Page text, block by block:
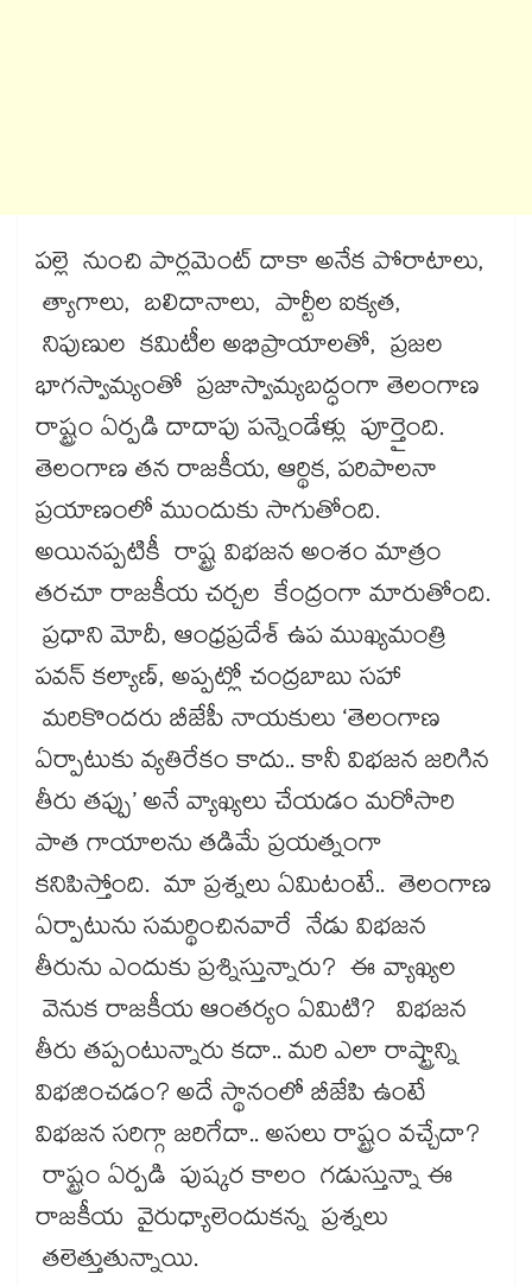
పల్లె నుంచి పార్లమెంట్ దాకా అనేక పోరాటాలు,
త్యాగాలు, బలిదానాలు, పార్టీల ఐక్యత,
నిపుణుల కమిటీల అభిప్రాయాలతో, ప్రజల
భాగస్వామ్యంతో ప్రజాస్వామ్యబద్ధంగా తెలంగాణ
రాష్ట్రం ఏర్పడి దాదాపు పన్నెండేళ్లు పూర్తైంది.
తెలంగాణ తన రాజకీయ, ఆర్థిక, పరిపాలనా
ప్రయాణంలో ముందుకు సాగుతోంది.
అయినప్పటికీ రాష్ట్ర విభజన అంశం మాత్రం
తరచూ రాజకీయ చర్చల కేంద్రంగా మారుతోంది.
ప్రధాని మోదీ, ఆంధ్రప్రదేశ్ ఉప ముఖ్యమంత్రి
పవన్ కల్యాణ్, అప్పట్లో చంద్రబాబు సహా
మరికొందరు బీజేపీ నాయకులు ‘తెలంగాణ
ఏర్పాటుకు వ్యతిరేకం కాదు.. కానీ విభజన జరిగిన
తీరు తప్పు’ అనే వ్యాఖ్యలు చేయడం మరోసారి
పాత గాయాలను తడిమే ప్రయత్నంగా
కనిపిస్తోంది. మా ప్రశ్నలు ఏమిటంటే.. తెలంగాణ
ఏర్పాటును సమర్థించినవారే నేడు విభజన
తీరును ఎందుకు ప్రశ్నిస్తున్నారు? ఈ వ్యాఖ్యల
వెనుక రాజకీయ ఆంతర్యం ఏమిటి? విభజన
తీరు తప్పంటున్నారు కదా.. మరి ఎలా రాష్ట్రాన్ని
విభజించడం? అదే స్థానంలో బీజేపి ఉంటే
విభజన సరిగ్గా జరిగేదా.. అసలు రాష్ట్రం వచ్చేదా?
రాష్ట్రం ఏర్పడి పుష్కర కాలం గడుస్తున్నా ఈ
రాజకీయ వైరుధ్యాలెందుకన్న ప్రశ్నలు
తలెత్తుతున్నాయి.